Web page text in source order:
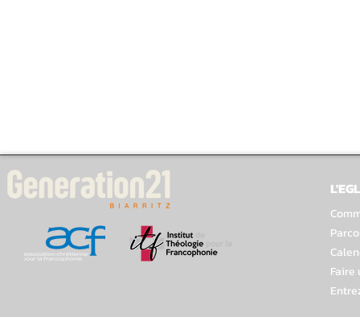
Faire